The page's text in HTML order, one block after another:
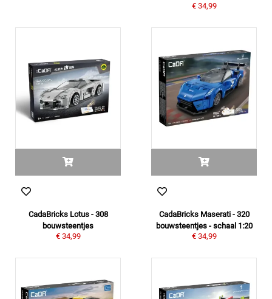
€ 34,99
CadaBricks Lotus - 308
bouwsteentjes
€ 34,99
CadaBricks Maserati - 320
bouwsteentjes - schaal 1:20
€ 34,99